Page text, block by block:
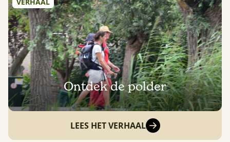
Ontdek de polder
LEES HET VERHAAL